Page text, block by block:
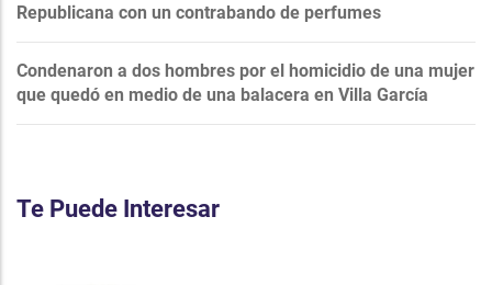
Republicana con un contrabando de perfumes
Condenaron a dos hombres por el homicidio de una mujer
que quedó en medio de una balacera en Villa García
Te Puede Interesar